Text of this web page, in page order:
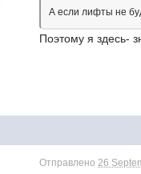
А если лифты не
Поэтому я здесь-
Отправлено26